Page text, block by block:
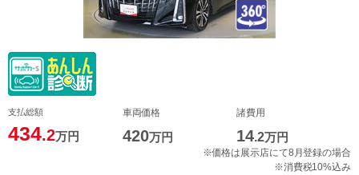
支払総額
434.2万円
車両価格
420万円
諸費用
14.2万円
※価格は展示店にて8月登録の場合
※消費税10%込み